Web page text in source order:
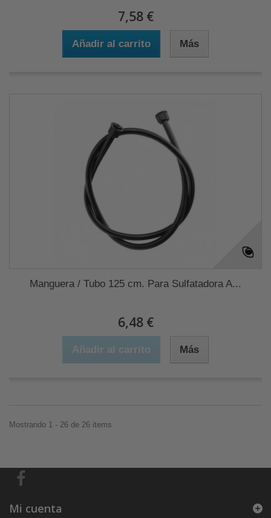
7,58 €
Añadir al carrito Más
Manguera / Tubo 125 cm. Para Sulfatadora A...
6,48 €
Añadir al carrito Más
Mostrando 1 - 26 de 26 items
Mi cuenta